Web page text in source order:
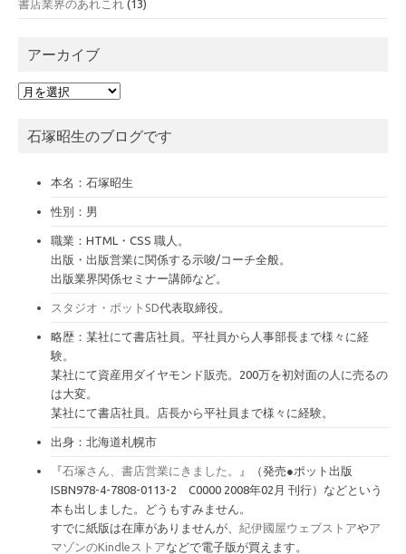
書店業界のあれこれ (13)
アーカイブ
ア
イ石塚昭生のブログです
本名：石塚昭生
性別：男
職業：HTML・CSS 職人。
出版・出版営業に関係する示唆/コーチ全般。
出版業界関係セミナー講師など。
スタジオ・ポットSD代表取締役。
略歴：某社にて書店社員。平社員から人事部長まで様々に経
験。
某社にて資産用ダイヤモンド販売。200万を初対面の人に売るの
は大変。
某社にて書店社員。店長から平社員まで様々に経験。
出身：北海道札幌市
『石塚さん、書店営業にきました。
』（発売●ポット出版
ISBN978-4-7808-0113-2 C0000 2008年02月 刊行）などという
本も出しました。どうもすみません。
すでに紙版は在庫がありませんが、 紀伊國屋ウェブストアやア
マゾンのKindleストアなどで電子版が買えます。